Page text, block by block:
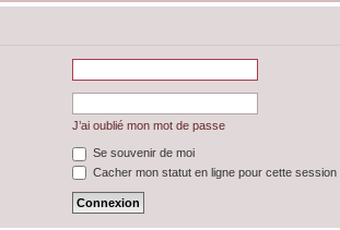
J’ai oublié mon mot de passe
Se souvenir de moi
Cacher mon statut en ligne pour cette session